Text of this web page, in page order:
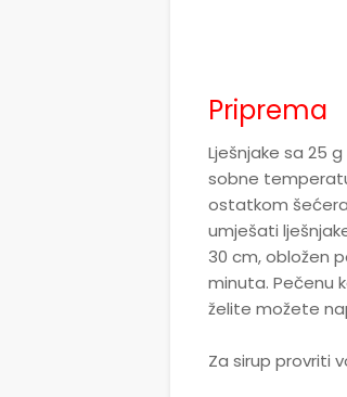
Priprema
Lješnjake sa 25
sobne
ostatkom
umješati
30 cm, obložen
minuta. Pečenu
želite možete
Za sirup provriti